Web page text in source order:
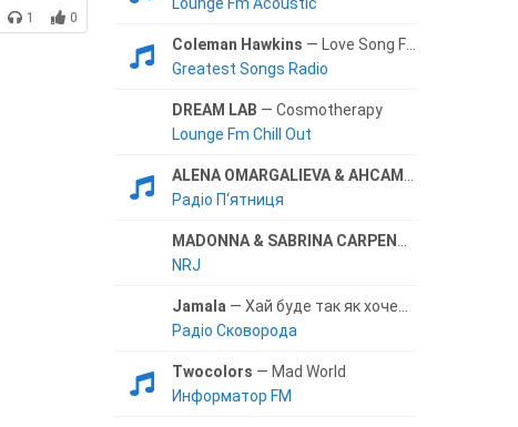
1 0
Coleman Hawkins — Love Song From «Apache»
Greatest Songs Radio
DREAM LAB — Cosmotherapy
Lounge Fm Chill Out
Радіо П‘ятниця
NRJ
Jamala — Хай буде так як хочеш ти
Радіо Сковорода
Twocolors — Mad World
Информатор FM